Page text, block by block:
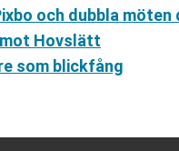
och dubbla möten
Hovslätt
som blickfång